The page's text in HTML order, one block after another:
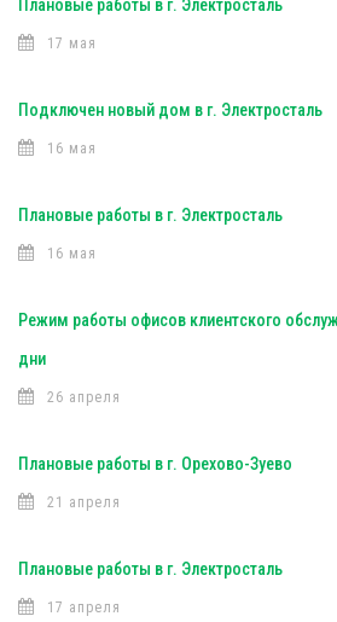
Плановые работы в г. Электросталь
17 мая
Подключен новый дом в г. Электросталь
16 мая
Плановые работы в г. Электросталь
16 мая
Режим работы офисов клиентского
дни
26 апреля
Плановые работы в г. Орехово-Зуево
21 апреля
Плановые работы в г. Электросталь
17 апреля